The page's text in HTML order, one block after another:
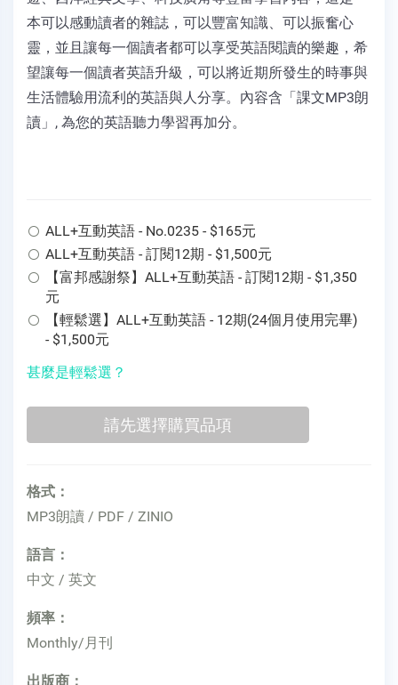
本可以感動讀者的雜誌，可以豐富知識、可以振奮心
靈，並且讓每一個讀者都可以享受英語閱讀的樂趣，希
望讓每一個讀者英語升級，可以將近期所發生的時事與
生活體驗用流利的英語與人分享。內容含「課文MP3朗
讀」, 為您的英語聽力學習再加分。
ALL+互動英語 - No.0235 - $165元
ALL+互動英語 - 訂閱12期 - $1,500元
【富邦感謝祭】ALL+互動英語 - 訂閱12期 - $1,350
元
【輕鬆選】ALL+互動英語 - 12期(24個月使用完畢)
- $1,500元
甚麼是輕鬆選？
格式：
MP3朗讀 / PDF / ZINIO
語言：
中文 / 英文
頻率：
Monthly/月刊
出版商：